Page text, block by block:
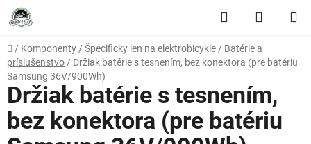
Prejsť na obsah Hľadať
Domov
/ Komponenty / Špecificky len na elektrobicykle / Batérie a
príslušenstvo / Držiak batérie s tesnením, bez konektora (pre batériu
Samsung 36V/900Wh)
Držiak batérie s tesnením,
bez konektora (pre batériu